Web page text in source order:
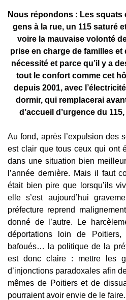
Nous répondons : Les squats
gens à la rue, un 115 saturé
voire la mauvaise volonté
prise en charge de familles
nécessité et parce qu’il y a
tout le confort comme cet
depuis 2001, avec
dormir, qui remplacerai
d’accueil d’urgence du
Au fond, après l’expulsion des
est clair que tous ceux qui ont
dans une situation bien
l’année dernière. Mais il faut
était bien pire que lorsqu’ils
elle s’est aujourd’hui
préfecture reprend
donné de l’autre. Le
déportations loin de Poitiers,
bafoués… la politique de la
est donc claire : mettre les
d’injonctions paradoxales afin
mêmes de Poitiers et de
pourraient avoir envie de le faire.